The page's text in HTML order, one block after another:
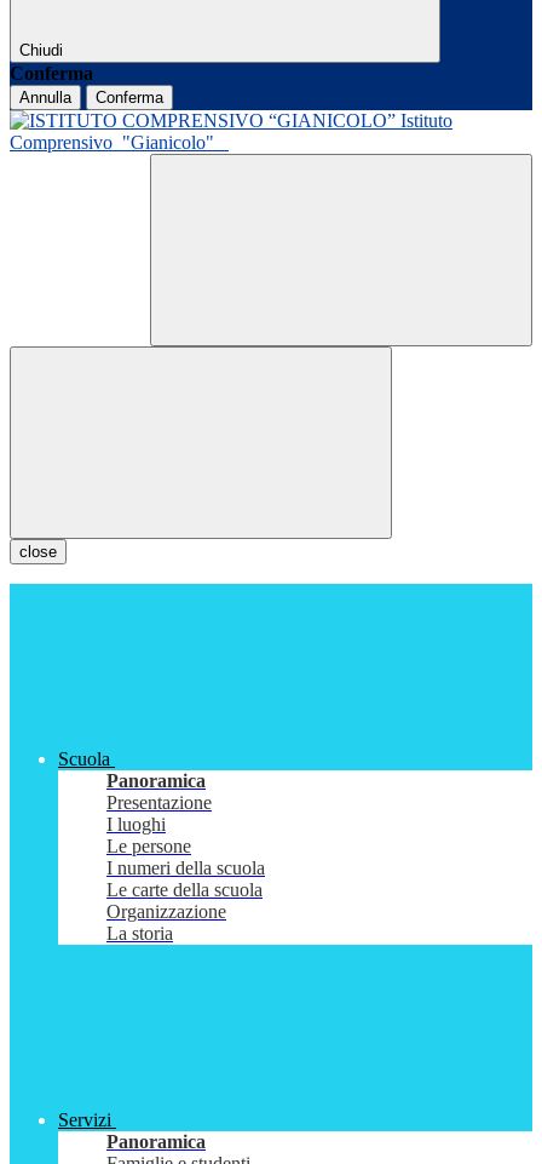
Chiudi
Conferma
Annulla Conferma
Istituto
Comprensivo "Gianicolo"
close
Scuola
Panoramica
Presentazione
I luoghi
Le persone
I numeri della scuola
Le carte della scuola
Organizzazione
La storia
Servizi
Panoramica